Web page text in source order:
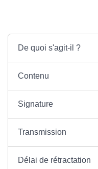
De quoi s'agit-il ?
Contenu
Signature
Transmission
Délai de rétractation